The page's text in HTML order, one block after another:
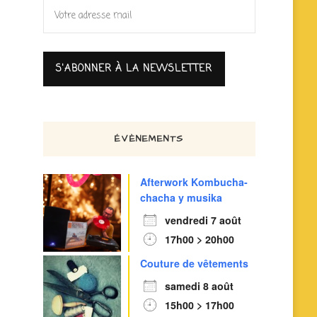
ÉVÈNEMENTS
Afterwork Kombucha-
chacha y musika
vendredi 7 août
17h00 > 20h00
Couture de vêtements
samedi 8 août
15h00 > 17h00